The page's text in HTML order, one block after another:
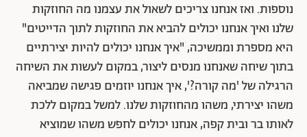
נוספות. ואז אנחנו צריכים לשאול את עצמנו מה החוזקות
שלנו ואיך אנחנו יכולים להביא את החוזקות לתוך הדייטים"
היא מספרת וממשיכה, "איך אנחנו יכולים להיות יצירתיים
בתוך שיחה שאנחנו מנסים ליצור, במקום לעשות את השיחה
הרגילה של 'מה קורה?', איך אנחנו יוזמים פגישה שמביאה
משהו יצירתי, משהו מהחוזקות שלנו. למשל במקום ללכת
לאותו בר ובית קפה, אנחנו יכולים לחפש משהו שמוציא